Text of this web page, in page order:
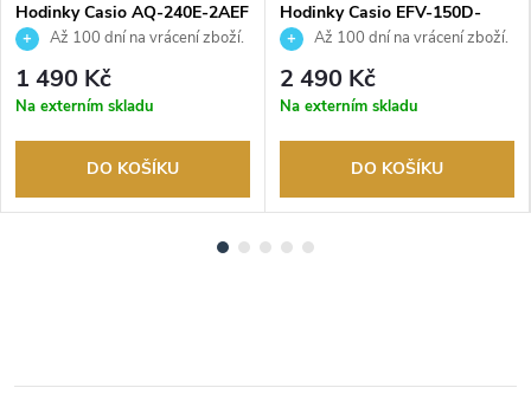
Hodinky Casio AQ-240E-2AEF
Až 100 dní na vrácení zboží.
Autorizovaný prodejce.
1 490 Kč
Na externím skladu
DO KOŠÍKU
Hodinky Casio EFV-150D-
2AVUEFAž 100 dní na vrácení zboží.
Autorizovaný prodejce.
2 490 Kč
Na externím skladu
DO KOŠÍKU